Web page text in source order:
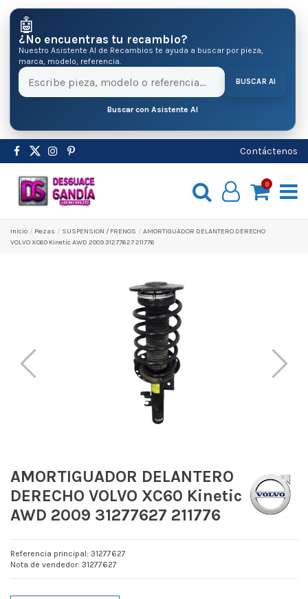
🤖
¿No encuentras tu recambio?
Nuestro Asistente AI de Recambios te ayuda a buscar por pieza,
marca, modelo, referencia.
BUSCAR AI
Buscar con Asistente AI
Contáctenos
0
Inicio Pіezas SUSPENSION / FRENOS
AMORTIGUADOR DELANTERO DERECHO
VOLVO XC60 Kinetic AWD 2009 31277627 211776
AMORTIGUADOR DELANTERO
DERECHO VOLVO XC60 Kinetic
AWD 2009 31277627 211776
Referencia principal: 31277627
Nota de vendedor: 31277627